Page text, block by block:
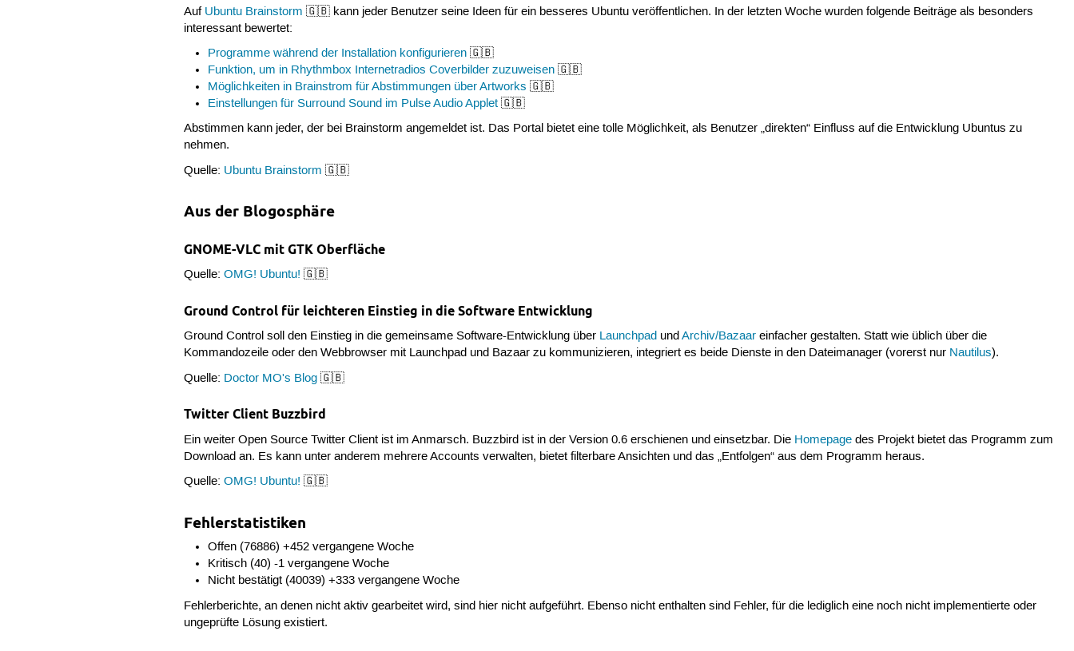
Auf Ubuntu Brainstorm 🇬🇧 kann jeder Benutzer seine Ideen für ein besseres Ubuntu veröffentlichen. In der letzten Woche wurden folgende Beiträge als besonders
interessant bewertet:
Programme während der Installation konfigurieren🇬🇧
Funktion, um in Rhythmbox Internetradios Coverbilder zuzuweisen🇬🇧
Möglichkeiten in Brainstrom für Abstimmungen über Artworks 🇬🇧
Einstellungen für Surround Sound im Pulse Audio Applet🇬🇧
Abstimmen kann jeder, der bei Brainstorm angemeldet ist. Das Portal bietet eine tolle Möglichkeit, als Benutzer „direkten“ Einfluss auf die Entwicklung Ubuntus zu
nehmen.
Quelle: Ubuntu Brainstorm 🇬🇧
Aus der Blogosphäre
GNOME-VLC mit GTK Oberfläche
Quelle:OMG! Ubuntu! 🇬🇧
Ground Control für leichteren Einstieg in die Software Entwicklung
Ground Control soll den Einstieg in die gemeinsame Software-Entwicklung über Launchpad undArchiv/Bazaar einfacher gestalten. Statt wie üblich über die
Kommandozeile oder den Webbrowser mit Launchpad und Bazaar zu kommunizieren, integriert es beide Dienste in den Dateimanager (vorerst nur Nautilus).
Quelle: Doctor MO's Blog 🇬🇧
Twitter Client Buzzbird
Ein weiter Open Source Twitter Client ist im Anmarsch. Buzzbird ist in der Version 0.6 erschienen und einsetzbar. Die Homepage des Projekt bietet das Programm zum
Download an. Es kann unter anderem mehrere Accounts verwalten, bietet filterbare Ansichten und das „Entfolgen“ aus dem Programm heraus.
Quelle:OMG! Ubuntu! 🇬🇧
Fehlerstatistiken
Offen (76886) +452 vergangene Woche
Kritisch (40) -1 vergangene Woche
Nicht bestätigt (40039) +333 vergangene Woche
Fehlerberichte, an denen nicht aktiv gearbeitet wird, sind hier nicht aufgeführt. Ebenso nicht enthalten sind Fehler, für die lediglich eine noch nicht implementierte oder
ungeprüfte Lösung existiert.